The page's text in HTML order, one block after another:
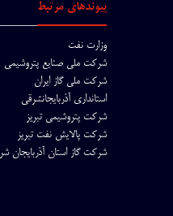
پیوندهای مرتبط
وزارت نفت
شرکت ملی صنایع پتروشیمی
شرکت ملی گاز ایران
استانداری آذربایجانشرقی
شرکت پتروشیمی تبریز
شرکت پالایش نفت تبریز
شرکت گاز استان آذربایجان